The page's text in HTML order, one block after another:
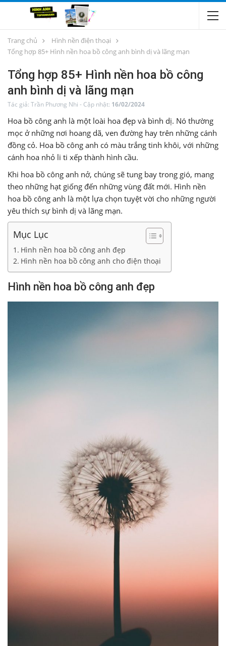
Trang chủ
Hình nền điện thoại
Tổng hợp 85+ Hình nền hoa bồ công anh bình dị và lãng mạn
Tổng hợp 85+ Hình nền hoa bồ công
anh bình dị và lãng mạn
Tác giả: Trần Phương Nhi - Cập nhật: 16/02/2024
Hoa bồ công anh là một loài hoa đẹp và bình dị. Nó thường
mọc ở những nơi hoang dã, ven đường hay trên những cánh
đồng cỏ. Hoa bồ công anh có màu trắng tinh khôi, với những
cánh hoa nhỏ li ti xếp thành hình cầu.
Khi hoa bồ công anh nở, chúng sẽ tung bay trong gió, mang
theo những hạt giống đến những vùng đất mới. Hình nền
hoa bồ công anh là một lựa chọn tuyệt vời cho những người
yêu thích sự bình dị và lãng mạn.
Mục Lục
Hình nền hoa bồ công anh đẹp
Hình nền hoa bồ công anh cho điện thoại
Hình nền hoa bồ công anh đẹp